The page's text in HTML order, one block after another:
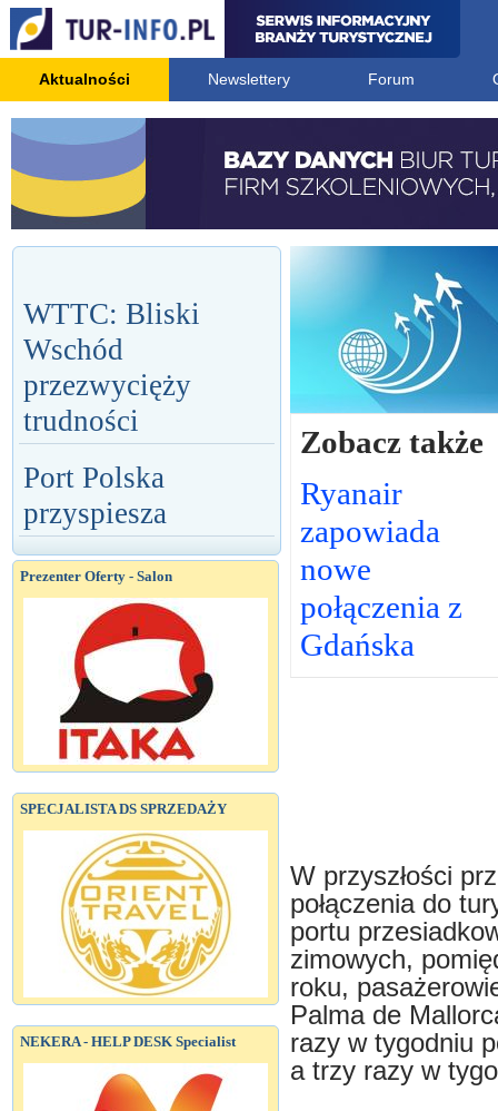
Aktualności Newslettery Forum
WTTC: Bliski
Wschód
przezwycięży
trudności
Port Polska
przyspiesza
Prezenter Oferty - Salon
SPECJALISTA DS SPRZEDAŻY
NEKERA - HELP DESK Specialist
Zobacz także
Ryanair
zapowiada
nowe
połączenia z
Gdańska
W przyszłości
połączenia do
portu
zimowych,
roku,
Palma de
razy w tygodniu
a trzy razy w